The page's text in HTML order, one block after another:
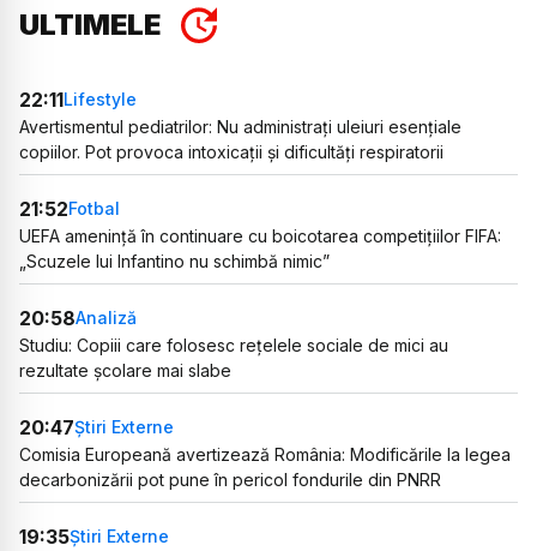
ULTIMELE
22:11Lifestyle
Avertismentul pediatrilor: Nu administrați uleiuri esențiale
copiilor. Pot provoca intoxicații și dificultăți respiratorii
21:52Fotbal
UEFA amenință în continuare cu boicotarea competițiilor FIFA:
„Scuzele lui Infantino nu schimbă nimic”
20:58Analiză
Studiu: Copiii care folosesc rețelele sociale de mici au
rezultate școlare mai slabe
20:47Știri Externe
Comisia Europeană avertizează România: Modificările la legea
decarbonizării pot pune în pericol fondurile din PNRR
19:35Știri Externe